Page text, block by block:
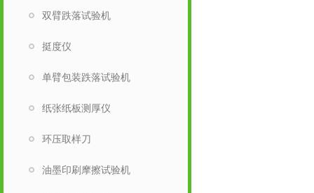
双臂跌落试验机
挺度仪
单臂包装跌落试验机
纸张纸板测厚仪
环压取样刀
油墨印刷摩擦试验机